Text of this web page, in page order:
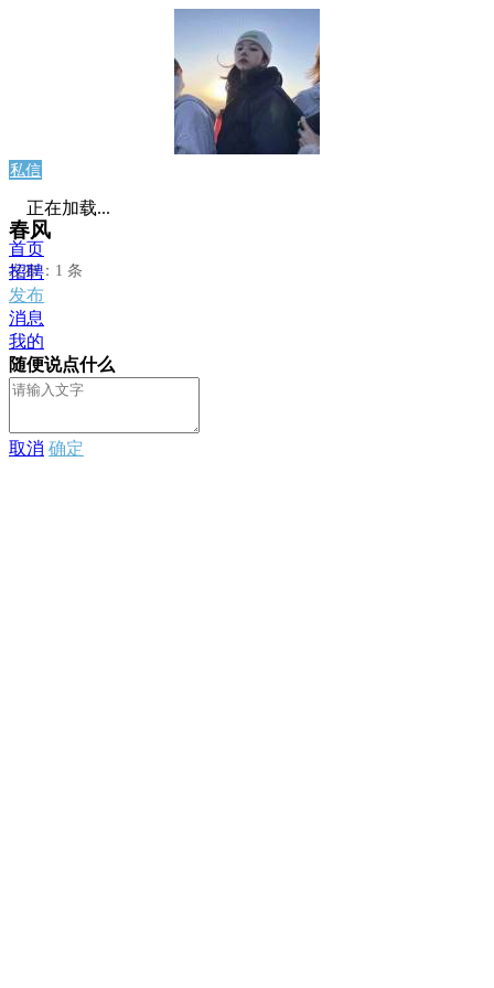
私信
春风
发布：1 条
正在加载...
首页
招聘
发布
消息
我的
随便说点什么
取消 确定